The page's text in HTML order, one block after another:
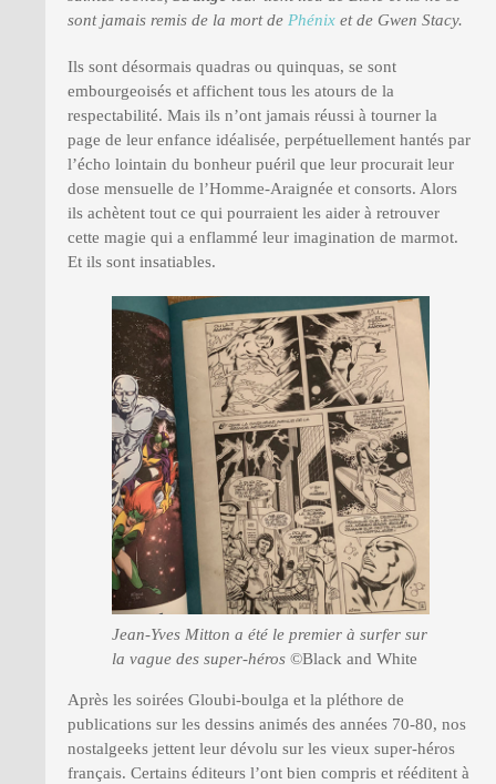
sont jamais remis de la mort de Phénix et de Gwen Stacy.
Ils sont désormais quadras ou quinquas, se sont
embourgeoisés et affichent tous les atours de la
respectabilité. Mais ils n’ont jamais réussi à tourner la
page de leur enfance idéalisée, perpétuellement hantés par
l’écho lointain du bonheur puéril que leur procurait leur
dose mensuelle de l’Homme-Araignée et consorts. Alors
ils achètent tout ce qui pourraient les aider à retrouver
cette magie qui a enflammé leur imagination de marmot.
Et ils sont insatiables.
Jean-Yves Mitton a été le premier à surfer sur
la vague des super-héros ©Black and White
Après les soirées Gloubi-boulga et la pléthore de
publications sur les dessins animés des années 70-80, nos
nostalgeeks jettent leur dévolu sur les vieux super-héros
français. Certains éditeurs l’ont bien compris et rééditent à